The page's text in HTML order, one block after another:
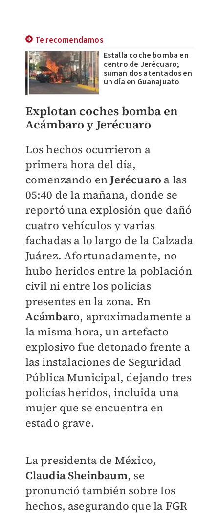
Te recomendamos
Estalla coche bomba en
centro de Jerécuaro;
suman dos atentados en
un día en Guanajuato
Explotan coches bomba en
Acámbaro y Jerécuaro
Los hechos ocurrieron a
primera hora del día,
comenzando enJerécuaro a las
05:40 de la mañana, donde se
reportó una explosión que dañó
cuatro vehículos y varias
fachadas a lo largo de la Calzada
Juárez. Afortunadamente, no
hubo heridos entre la población
civil ni entre los policías
presentes en la zona. En
Acámbaro, aproximadamente a
la misma hora, un artefacto
explosivo fue detonado frente a
las instalaciones de Seguridad
Pública Municipal, dejando tres
policías heridos, incluida una
mujer que se encuentra en
estado grave.
La presidenta de México,
Claudia Sheinbaum, se
pronunció también sobre los
hechos, asegurando que la FGR